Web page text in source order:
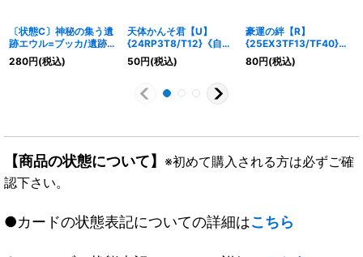
〔状態C〕神秘の集う遺
跡エウル=ブッカ/遺跡類
神秘目レジル=エウル=
ブッカ【R】
280円(税込)
天体かんそ君【U】
{24RP3T8/T12}《自
然》
50円(税込)
豪運の絆【R】
{25EX3TF13/TF40}
《多》
80円(税込)
【商品の状態について】 ※初めて購入される方は必ずご確
認下さい。
●カードの状態表記についての詳細はこちら